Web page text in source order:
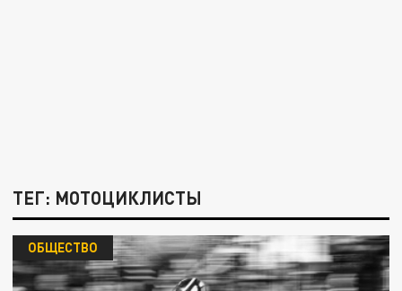
ТЕГ: МОТОЦИКЛИСТЫ
ОБЩЕСТВО